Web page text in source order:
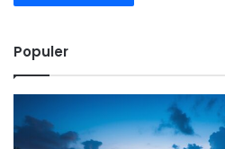
Populer